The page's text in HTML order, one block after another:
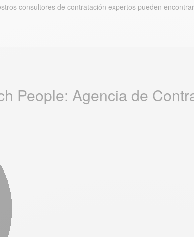
consultores de contratación expertos pueden
People: Agencia de